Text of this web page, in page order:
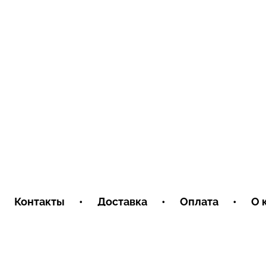
Контакты • Доставка • Оплата • О